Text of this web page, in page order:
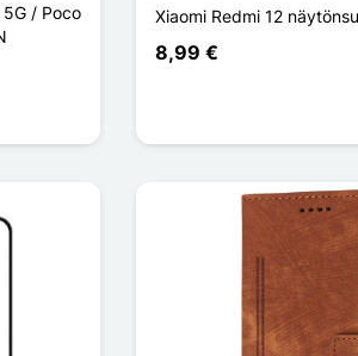
5G / Poco
Xiaomi Redmi 12
8,99 €